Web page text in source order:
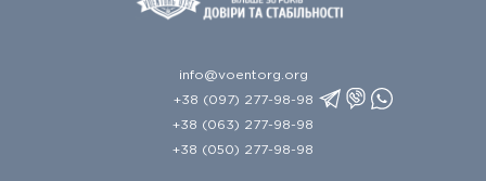
info@voentorg.org
+38 (097) 277-98-98
+38 (063) 277-98-98
+38 (050) 277-98-98